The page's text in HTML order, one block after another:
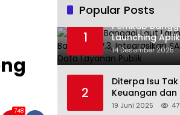
748
Popular Posts
1
Pemkab
Launching
Balimang V.3,
SAKIP hingga
14 Desember 2025
2
Diterpa Isu
Keuangan dan
Pemda Balut
19 Juni 2025